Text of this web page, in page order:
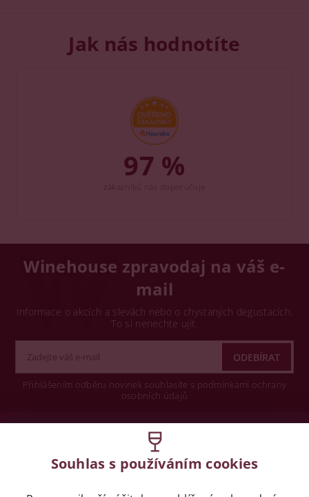
Jak nás hodnotíte
97 %
Winehouse zpravodaj na váš e-
mail
Informace o akcích a slevách nebo o chystaných degustacích.
To si nenechte ujít.
Přihlášením odběru novinek souhlasíte s podmínkami ochrany
osobních údajů
LegislativaSouhlas s používáním cookies